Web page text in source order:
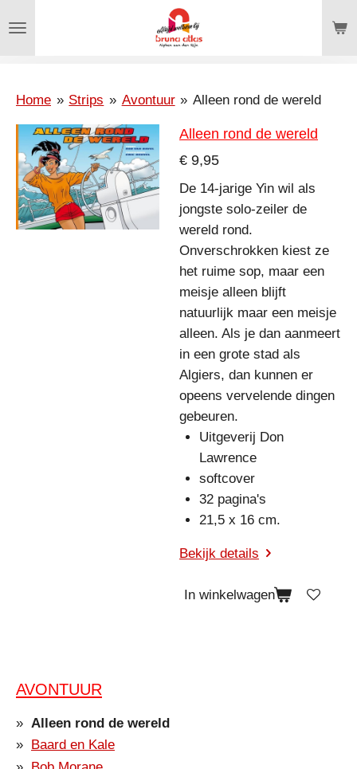
direct
hoofdinhoud
Home » Strips » Avontuur » Alleen rond de wereld
Alleen rond de wereld
€ 9,95
De 14-jarige Yin wil als
jongste solo-zeiler de
wereld rond.
Onverschrokken kiest ze
het ruime sop, maar een
meisje alleen blijft
natuurlijk maar een meisje
alleen. Als je dan aanmeert
in een grote stad als
Algiers, dan kunnen er
opeens vervelende dingen
gebeuren.
Uitgeverij Don
Lawrence
softcover
32 pagina's
21,5 x 16 cm.
Bekijk details
In winkelwagen
AVONTUUR
Alleen rond de wereld
Baard en Kale